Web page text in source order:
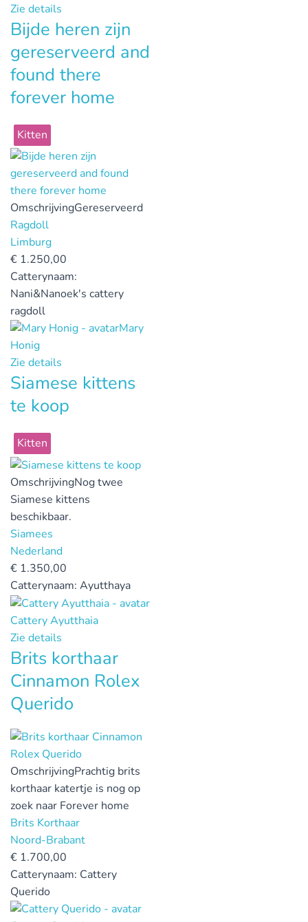
Zie details
Bijde heren zijn
gereserveerd and
found there
forever home
Kitten
OmschrijvingGereserveerd
Ragdoll
Limburg
€ 1.250,00
Catterynaam:
Nani&Nanoek's cattery
ragdoll
Mary
Honig
Zie details
Siamese kittens
te koop
Kitten
OmschrijvingNog twee
Siamese kittens
beschikbaar.
Siamees
Nederland
€ 1.350,00
Catterynaam: Ayutthaya
Cattery Ayutthaia
Zie details
Brits korthaar
Cinnamon Rolex
Querido
OmschrijvingPrachtig brits
korthaar katertje is nog op
zoek naar Forever home
Brits Korthaar
Noord-Brabant
€ 1.700,00
Catterynaam: Cattery
Querido